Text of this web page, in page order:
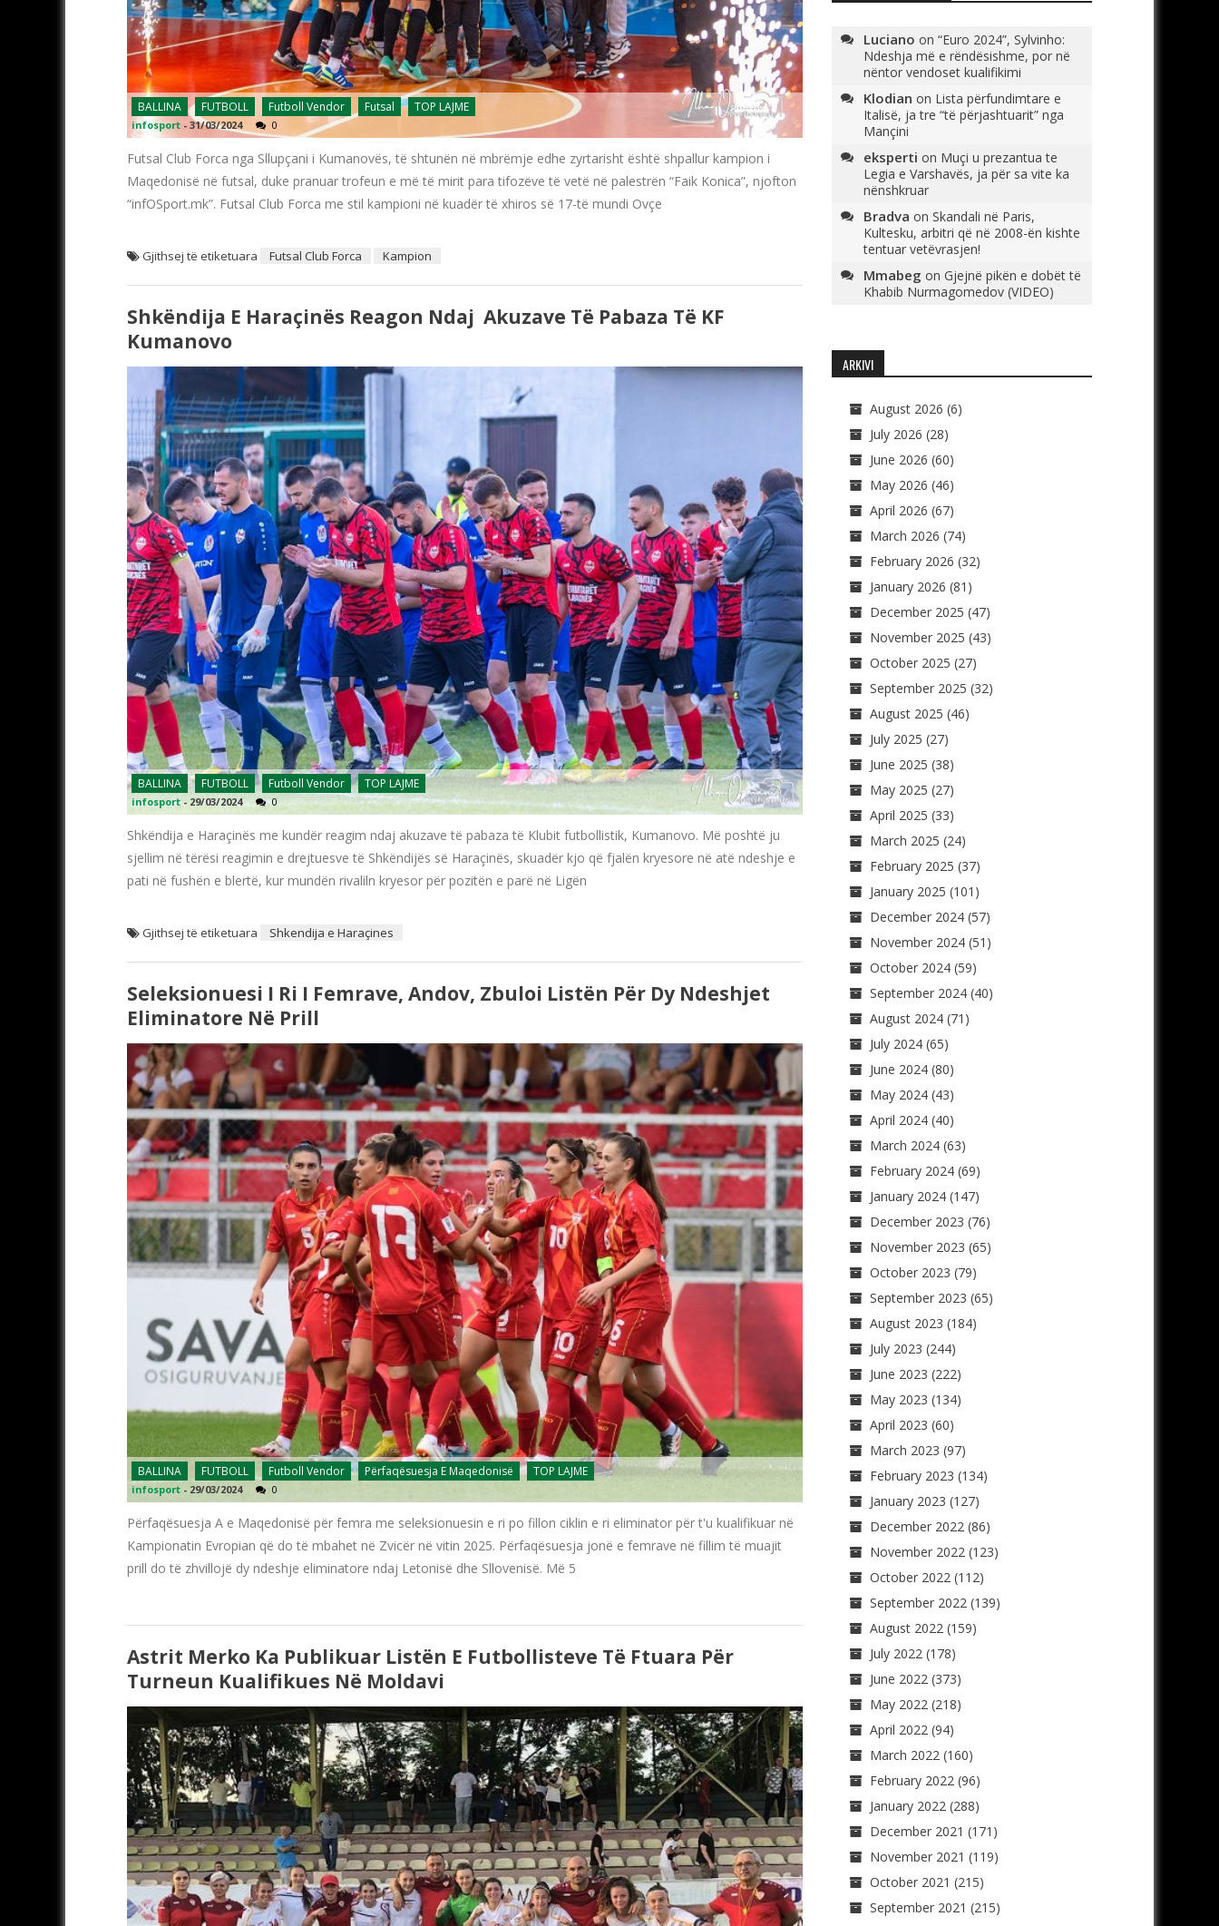
BALLINA FUTBOLL Futboll Vendor Futsal TOP LAJME
infosport - 31/03/2024 0
Futsal Club Forca nga Sllupçani i Kumanovës, të shtunën në mbrëmje edhe zyrtarisht është shpallur kampion i
Maqedonisë në futsal, duke pranuar trofeun e më të mirit para tifozëve të vetë në palestrën “Faik Konica”, njofton
“infOSport.mk”. Futsal Club Forca me stil kampioni në kuadër të xhiros së 17-të mundi Ovçe
Gjithsej të etiketuara Futsal Club Forca Kampion
Shkëndija E Haraçinës Reagon Ndaj Akuzave Të Pabaza Të KF
Kumanovo
BALLINA FUTBOLL Futboll Vendor TOP LAJME
infosport - 29/03/2024 0
Shkëndija e Haraçinës me kundër reagim ndaj akuzave të pabaza të Klubit futbollistik, Kumanovo. Më poshtë ju
sjellim në tërësi reagimin e drejtuesve të Shkëndijës së Haraçinës, skuadër kjo që fjalën kryesore në atë ndeshje e
pati në fushën e blertë, kur mundën rivaliln kryesor për pozitën e parë në Ligën
Gjithsej të etiketuara Shkendija e Haraçines
Seleksionuesi I Ri I Femrave, Andov, Zbuloi Listën Për Dy Ndeshjet
Eliminatore Në Prill
BALLINA FUTBOLL Futboll Vendor Përfaqësuesja E Maqedonisë TOP LAJME
infosport - 29/03/2024 0
Përfaqësuesja A e Maqedonisë për femra me seleksionuesin e ri po fillon ciklin e ri eliminator për t'u kualifikuar në
Kampionatin Evropian që do të mbahet në Zvicër në vitin 2025. Përfaqësuesja jonë e femrave në fillim të muajit
prill do të zhvillojë dy ndeshje eliminatore ndaj Letonisë dhe Sllovenisë. Më 5
Astrit Merko Ka Publikuar Listën E Futbollisteve Të Ftuara Për
Turneun Kualifikues Në Moldavi
Luciano on “Euro 2024”, Sylvinho:
Ndeshja më e rëndësishme, por në
nëntor vendoset kualifikimi
Klodian on Lista përfundimtare e
Italisë, ja tre “të përjashtuarit” nga
Mançini
eksperti on Muçi u prezantua te
Legia e Varshavës, ja për sa vite ka
nënshkruar
Bradva on Skandali në Paris,
Kultesku, arbitri që në 2008-ën kishte
tentuar vetëvrasjen!
Mmabeg on Gjejnë pikën e dobët të
Khabib Nurmagomedov (VIDEO)
ARKIVI
August 2026 (6)
July 2026 (28)
June 2026 (60)
May 2026 (46)
April 2026 (67)
March 2026 (74)
February 2026 (32)
January 2026 (81)
December 2025 (47)
November 2025 (43)
October 2025 (27)
September 2025 (32)
August 2025 (46)
July 2025 (27)
June 2025 (38)
May 2025 (27)
April 2025 (33)
March 2025 (24)
February 2025 (37)
January 2025 (101)
December 2024(57)
November 2024(51)
October 2024(59)
September 2024(40)
August 2024(71)
July 2024(65)
June 2024(80)
May 2024(43)
April 2024(40)
March 2024(63)
February 2024(69)
January 2024(147)
December 2023 (76)
November 2023 (65)
October 2023 (79)
September 2023 (65)
August 2023 (184)
July 2023 (244)
June 2023 (222)
May 2023 (134)
April 2023 (60)
March 2023 (97)
February 2023 (134)
January 2023 (127)
December 2022(86)
November 2022(123)
October 2022(112)
September 2022(139)
August 2022(159)
July 2022(178)
June 2022(373)
May 2022(218)
April 2022(94)
March 2022(160)
February 2022(96)
January 2022(288)
December 2021 (171)
November 2021 (119)
October 2021 (215)
September 2021 (215)